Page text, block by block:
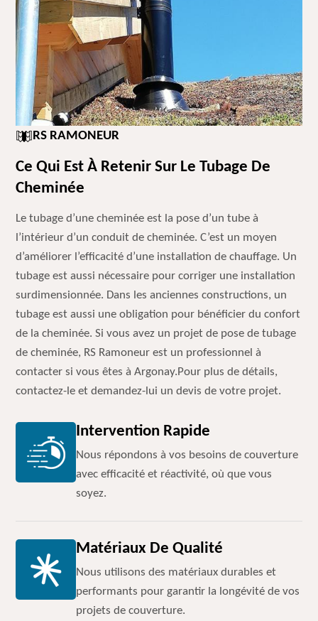
RS RAMONEUR
Ce Qui Est À Retenir Sur Le Tubage De
Cheminée
Le tubage d’une cheminée est la pose d’un tube à
l’intérieur d’un conduit de cheminée. C’est un moyen
d’améliorer l’efficacité d’une installation de chauffage. Un
tubage est aussi nécessaire pour corriger une installation
surdimensionnée. Dans les anciennes constructions, un
tubage est aussi une obligation pour bénéficier du confort
de la cheminée. Si vous avez un projet de pose de tubage
de cheminée, RS Ramoneur est un professionnel à
contacter si vous êtes à Argonay.Pour plus de détails,
contactez-le et demandez-lui un devis de votre projet.
Intervention Rapide
Nous répondons à vos besoins de couverture
avec efficacité et réactivité, où que vous
soyez.
Matériaux De Qualité
Nous utilisons des matériaux durables et
performants pour garantir la longévité de vos
projets de couverture.